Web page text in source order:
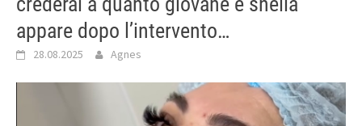
appare dopo l’intervento…
28.08.2025 Agnes